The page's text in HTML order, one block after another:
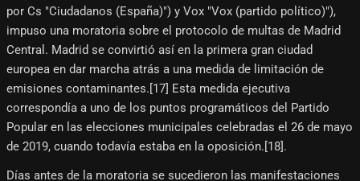
por Cs "Ciudadanos (España)") y Vox "Vox (partido político)"),
impuso una moratoria sobre el protocolo de multas de Madrid
Central. Madrid se convirtió así en la primera gran ciudad
europea en dar marcha atrás a una medida de limitación de
emisiones contaminantes.[17]​ Esta medida ejecutiva
correspondía a uno de los puntos programáticos del Partido
Popular en las elecciones municipales celebradas el 26 de mayo
de 2019, cuando todavía estaba en la oposición.[18]​.
Días antes de la moratoria se sucedieron las manifestaciones